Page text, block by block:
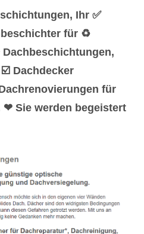
Ihr ✅
für ♻
Dachdecker
für
Sie werden begeistert